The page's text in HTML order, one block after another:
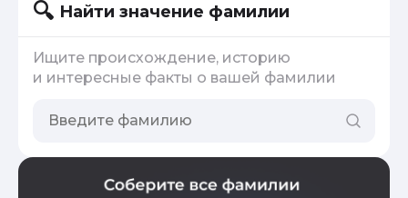
Найти значение фамилии
Ищите происхождение, историю
и интересные факты о вашей фамилии